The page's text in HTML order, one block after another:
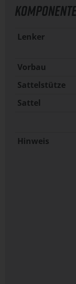
Lenker
Vorbau
Sattelstütze
Sattel
Hinweis